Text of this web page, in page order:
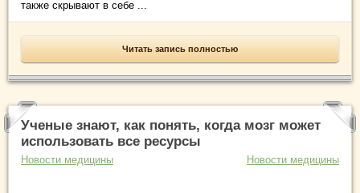
также скрывают в себе ...
Читать запись полностью
Ученые знают, как понять, когда мозг может
использовать все ресурсы
Новости медицины Новости медицины